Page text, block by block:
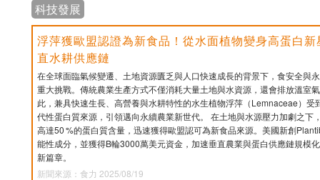
科技發展
浮萍獲歐盟認證為新食品！從水面植物變身高蛋白
直水耕供應鏈
在全球面臨氣候變遷、土地資源匱乏與人口快速成長的背景下，食安全與
重大挑戰。傳統農業生產方式不僅消耗大量土地與水資源，還會排放溫室
此，兼具快速生長、高營養與水耕特性的水生植物浮萍（Lemnaceae）受
代性蛋白質來源，引領邁向永續農業新世代。 在土地與水源壓力加劇之下
高達50 %的蛋白質含量，迅速獲得歐盟認可為新食品來源。美國新創
能性成分，並獲得B輪3000萬美元資金，加速垂直農業與蛋白供應鏈規模
新篇章。
新聞來源：食力 2025/08/19